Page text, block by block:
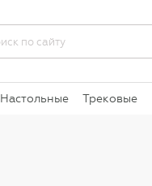
Настольные Трековые